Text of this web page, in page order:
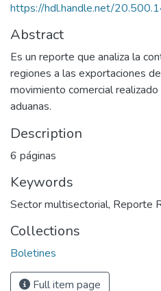
https://hdl.handle.net/
Abstract
Es un reporte que analiza la
regiones a las exportaciones
movimiento comercial
aduanas.
Description
6 páginas
Keywords
Sector multisectorial, Reporte
Collections
Boletines
Full item page